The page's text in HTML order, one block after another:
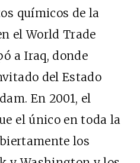
químicos de la
el World Trade
a Iraq, donde
del Estado
En 2001, el
el único en toda la
los